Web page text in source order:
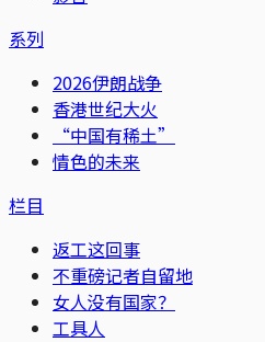
系列
2026伊朗战争
香港世纪大火
“中国有稀土”
情色的未来
栏目
返工这回事
不重磅记者自留地
女人没有国家？
工具人